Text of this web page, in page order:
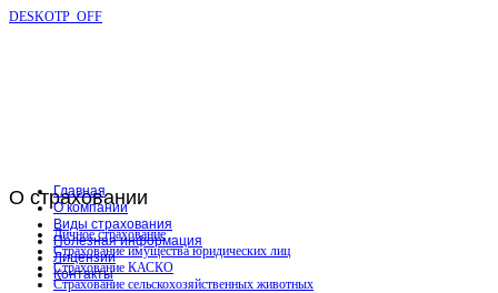
DESKOTP_OFF
О страховании
Личное страхование
Страхование имущества юридических лиц
Страхование КАСКО
Страхование сельскохозяйственных животных
Главная
О компании
Виды страхования
Полезная информация
Лицензии
Контакты